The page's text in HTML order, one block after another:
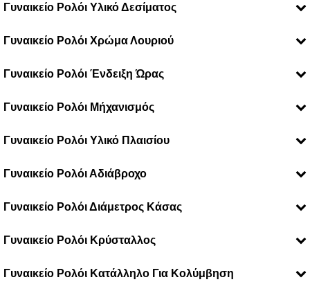
Γυναικείο Ρολόι Υλικό Δεσίματος
Μπρασελέ
Γυναικείο Ρολόι Χρώμα Λουριού
Δίχρωμο
Ρόζ
Γυναικείο Ρολόι Ένδειξη Ώρας
Γυναικείο Ρολόι Μήχανισμός
Αυτόματος
Γυναικείο Ρολόι Υλικό Πλαισίου
Γυναικείο Ρολόι Αδιάβροχο
3 atm
Γυναικείο Ρολόι Διάμετρος Κάσας
20mm
27mm
Γυναικείο Ρολόι Κρύσταλλος
Ορυκτό ειδικής σκλήρυνσης
Γυναικείο Ρολόι Κατάλληλο Για Κολύμβηση